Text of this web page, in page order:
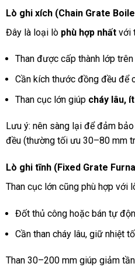
Lò ghi xích (Chain Grate
Đây là loại lò phù hợp nhấtvới
Than được cấp thành lớp
Cần kích thước đồng đều để
Than cục lớn giúp cháy lâu,
Lưu ý: nên sàng lại để đảm
đều (thường tối ưu 30–80 mm
Lò ghi tĩnh (Fixed Grate
Than cục lớn cũng phù hợp với
Đốt thủ công hoặc bán tự
Cần than cháy lâu, giữ nhiệt
Than 30–200 mm giúp giảm